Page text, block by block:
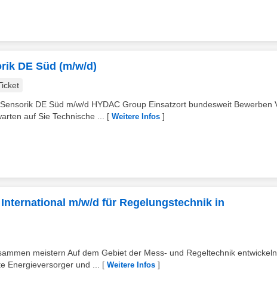
DE Süd (m/w/d)
DE Süd m/w/d HYDAC Group Einsatzort bundesweit Bewerben
auf Sie Technische ...
[ Weitere Infos ]
m/w/d für Regelungstechnik in
meistern Auf dem Gebiet der Mess- und Regeltechnik
Energieversorger und ...
[ Weitere Infos ]